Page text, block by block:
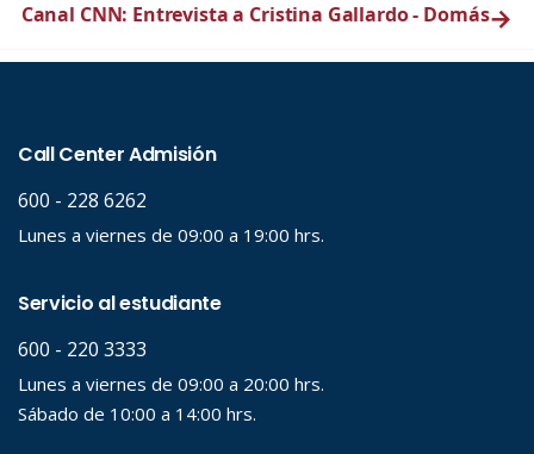
Canal CNN: Entrevista a Cristina Gallardo - Domás→